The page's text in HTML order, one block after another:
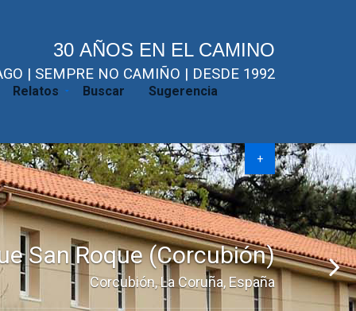
30 AÑOS EN EL CAMINO
| SEMPRE NO CAMIÑO | DESDE 1992
Relatos Buscar Sugerencia
+
de Herbón (Padrón)
Convento de Herbón, Padrón, España